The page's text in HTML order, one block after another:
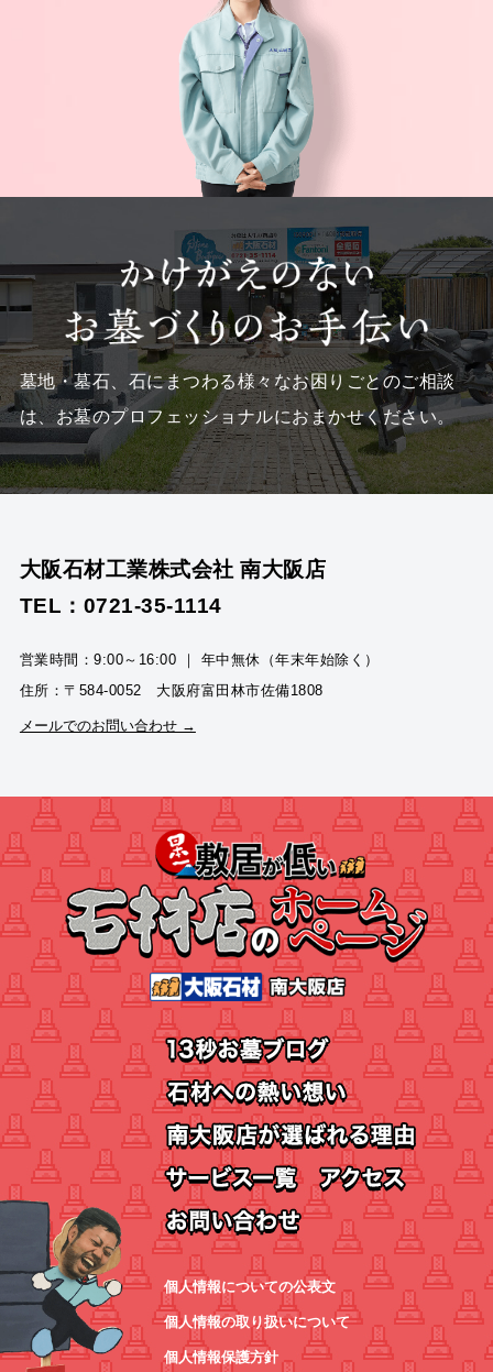
墓地・墓石、石にまつわる様々なお困りごとのご相談
は、お墓のプロフェッショナルにおまかせください。
大阪石材工業株式会社 南大阪店
TEL：0721-35-1114
営業時間：9:00～16:00 ｜ 年中無休（年末年始除く）
住所：〒584-0052 大阪府富田林市佐備1808
メールでのお問い合わせ →
個人情報についての公表文
個人情報の取り扱いについて
個人情報保護方針